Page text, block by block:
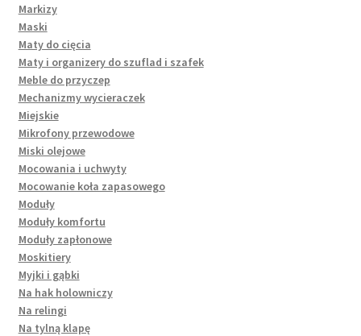
Markizy
Maski
Maty do cięcia
Maty i organizery do szuflad i szafek
Meble do przyczep
Mechanizmy wycieraczek
Miejskie
Mikrofony przewodowe
Miski olejowe
Mocowania i uchwyty
Mocowanie koła zapasowego
Moduły
Moduły komfortu
Moduły zapłonowe
Moskitiery
Myjki i gąbki
Na hak holowniczy
Na relingi
Na tylną klapę